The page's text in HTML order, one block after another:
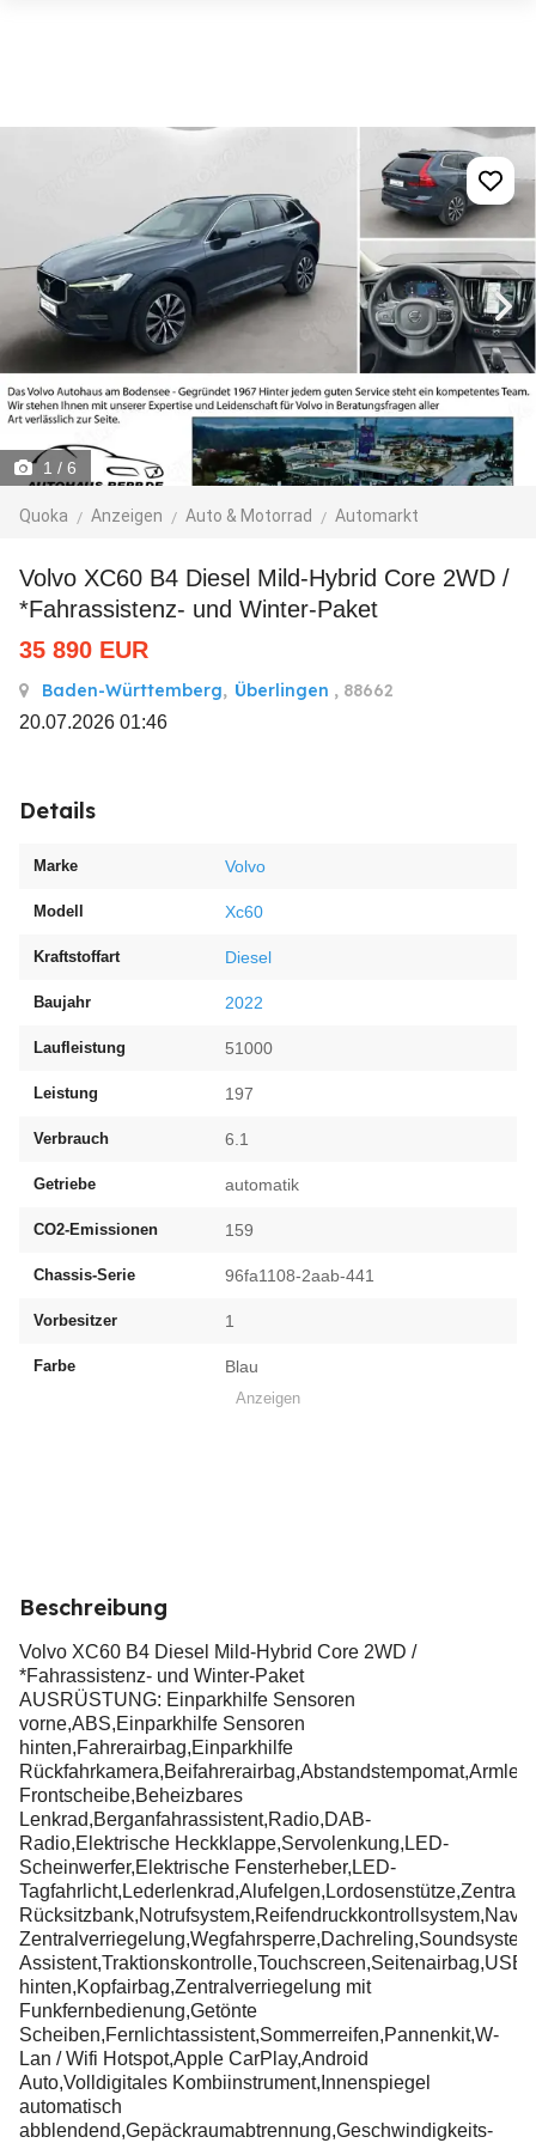
1 / 6
Quoka Anzeigen Auto & Motorrad Automarkt
Volvo XC60 B4 Diesel Mild-Hybrid Core 2WD /
*Fahrassistenz- und Winter-Paket
35 890 EUR
Baden-Württemberg, Überlingen , 88662
20.07.2026 01:46
Details
Marke Volvo
Modell Xc60
Kraftstoffart Diesel
Baujahr 2022
Laufleistung 51000
Leistung 197
Verbrauch 6.1
Getriebe automatik
CO2-Emissionen 159
Chassis-Serie 96fa1108-2aab-441
Vorbesitzer 1
Farbe Blau
Anzeigen
Beschreibung
Volvo XC60 B4 Diesel Mild-Hybrid Core 2WD /
*Fahrassistenz- und Winter-Paket
AUSRÜSTUNG: Einparkhilfe Sensoren
vorne,ABS,Einparkhilfe Sensoren
hinten,Fahrerairbag,Einparkhilfe
Frontscheibe,Beheizbares
Lenkrad,Berganfahrassistent,Radio,DAB-
Radio,Elektrische Heckklappe,Servolenkung,LED-
Scheinwerfer,Elektrische Fensterheber,LED-
hinten,Kopfairbag,Zentralverriegelung mit
Funkfernbedienung,Getönte
Scheiben,Fernlichtassistent,Sommerreifen,Pannenkit,W-
Lan / Wifi Hotspot,Apple CarPlay,Android
Auto,Volldigitales Kombiinstrument,Innenspiegel
automatisch
abblendend,Gepäckraumabtrennung,Geschwindigkeits-